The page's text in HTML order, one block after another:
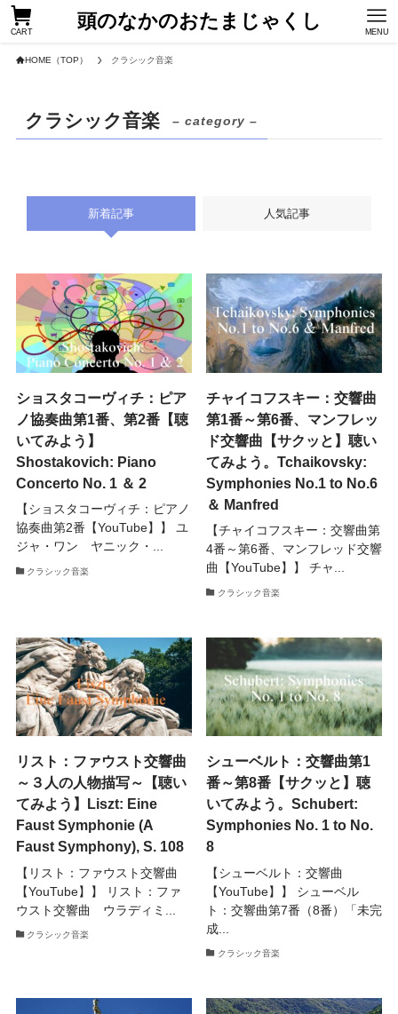
頭のなかのおたまじゃくし
CART MENU
HOME（TOP） クラシック音楽
クラシック音楽 – category –
新着記事 人気記事
ショスタコーヴィチ：ピア
ノ協奏曲第1番、第2番【聴
いてみよう】
Shostakovich: Piano
Concerto No. 1 ＆ 2
【ショスタコーヴィチ：ピアノ
協奏曲第2番【YouTube】】 ユ
ジャ・ワン ヤニック・...
クラシック音楽
チャイコフスキー：交響曲
第1番～第6番、マンフレッ
ド交響曲【サクッと】聴い
てみよう。Tchaikovsky:
Symphonies No.1 to No.6
＆ Manfred
【チャイコフスキー：交響曲第
4番～第6番、マンフレッド交響
曲【YouTube】】 チャ...
クラシック音楽
リスト：ファウスト交響曲
～３人の人物描写～【聴い
てみよう】Liszt: Eine
Faust Symphonie (A
Faust Symphony), S. 108
【リスト：ファウスト交響曲
【YouTube】】 リスト：ファ
ウスト交響曲 ウラディミ...
クラシック音楽
シューベルト：交響曲第1
番～第8番【サクッと】聴
いてみよう。Schubert:
Symphonies No. 1 to No.
8
【シューベルト：交響曲
【YouTube】】 シューベル
ト：交響曲第7番（8番）「未完
成...
クラシック音楽